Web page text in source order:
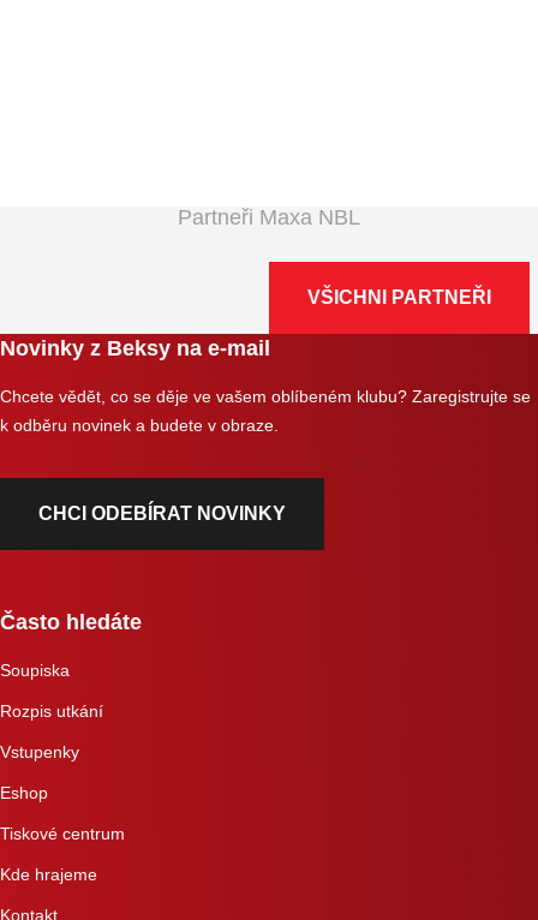
Partneři Maxa NBL
VŠICHNI PARTNEŘI
Novinky z Beksy na e-mail
Chcete vědět, co se děje ve vašem oblíbeném klubu? Zaregistrujte se
k odběru novinek a budete v obraze.
CHCI ODEBÍRAT NOVINKY
Často hledáte
Soupiska
Rozpis utkání
Vstupenky
Eshop
Tiskové centrum
Kde hrajeme
Kontakt